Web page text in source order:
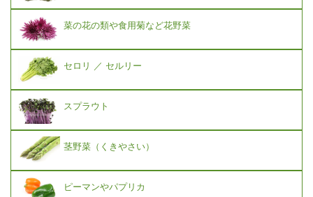
菜の花の類や食用菊など花野菜
セロリ ／ セルリー
スプラウト
茎野菜（くきやさい）
ピーマンやパプリカ